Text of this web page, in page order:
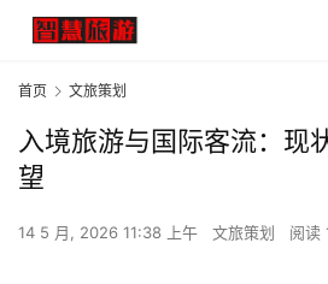
首页 文旅策划
入境旅游与国际客流：现
望
14 5 月, 2026 11:38 上午 文旅策划 阅读